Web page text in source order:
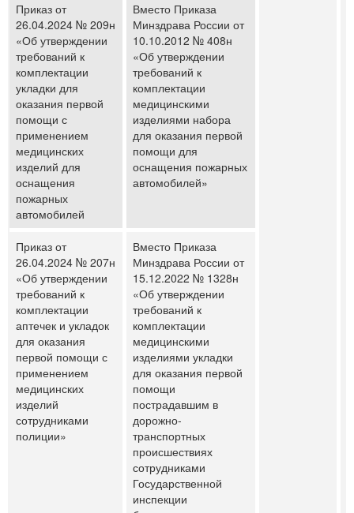
Приказ от
26.04.2024 № 209н
«Об утверждении
требований к
комплектации
укладки для
оказания первой
помощи с
применением
медицинских
изделий для
оснащения
пожарных
автомобилей
Вместо Приказа
Минздрава России от
10.10.2012 № 408н
«Об утверждении
требований к
комплектации
медицинскими
изделиями набора
для оказания первой
помощи для
оснащения пожарных
автомобилей»
Приказ от
26.04.2024 № 207н
«Об утверждении
требований к
комплектации
аптечек и укладок
для оказания
первой помощи с
применением
медицинских
изделий
сотрудниками
полиции»
Вместо Приказа
Минздрава России от
15.12.2022 № 1328н
«Об утверждении
требований к
комплектации
медицинскими
изделиями укладки
для оказания первой
помощи
пострадавшим в
дорожно-
транспортных
происшествиях
сотрудниками
Государственной
инспекции